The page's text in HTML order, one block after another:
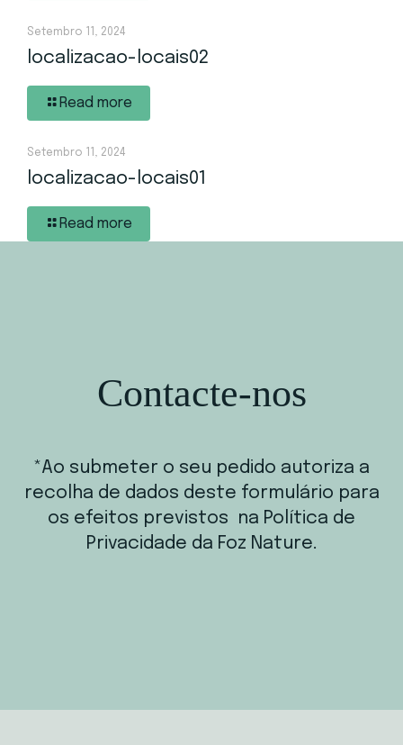
Setembro 11, 2024
localizacao-locais02
Read more
Setembro 11, 2024
localizacao-locais01
Read more
Contacte-nos
*Ao submeter o seu pedido autoriza a
recolha de dados deste formulário para
os efeitos previstos na Política de
Privacidade da Foz Nature.